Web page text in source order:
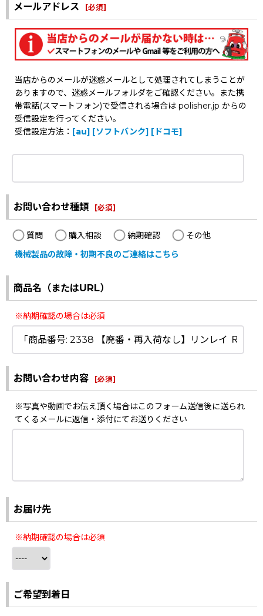
メールアドレス [必須]
当店からのメールが迷惑メールとして処理されてしまうことが
ありますので、迷惑メールフォルダをご確認ください。また携
帯電話(スマートフォン)で受信される場合は polisher.jp からの
受信設定を行ってください。
受信設定方法： [au] [ソフトバンク] [ドコモ]
お問い合わせ種類 [必須]
質問 購入相談 納期確認
その他
機械製品の故障・初期不良のご連絡はこちら
商品名（またはURL）
※納期確認の場合は必須
お問い合わせ内容 [必須]
※写真や動画でお伝え頂く場合はこのフォーム送信後に送られ
てくるメールに返信・添付にてお送りください
お届け先
※納期確認の場合は必須
ご希望到着日